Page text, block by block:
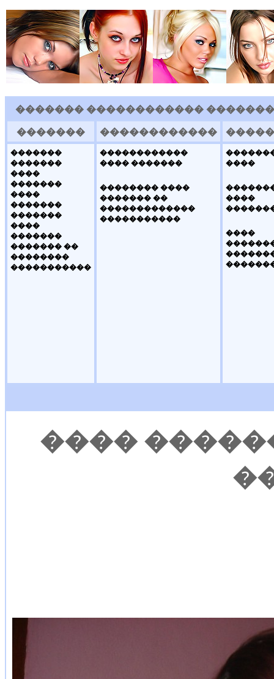
������� ������������
�������
������������
�������
�������
����
�������
����
�������
�������
����
�������
������� ��
��������
�����������
������������
���� �������
�������� ����
������� ��
�������������
�����������
����
����
����
����